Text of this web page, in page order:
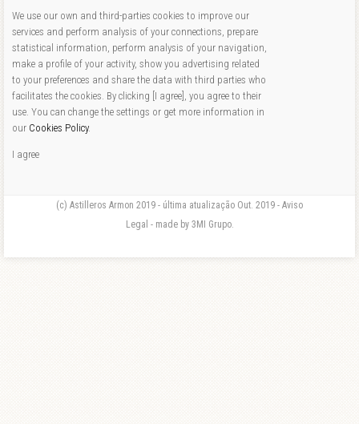
We use our own and third-parties cookies to improve our
services and perform analysis of your connections, prepare
statistical information, perform analysis of your navigation,
make a profile of your activity, show you advertising related
to your preferences and share the data with third parties who
facilitates the cookies. By clicking [I agree], you agree to their
use. You can change the settings or get more information in
our Cookies Policy.
I agree
(c) Astilleros Armon 2019 - última atualização Out. 2019 - Aviso
Legal - made by 3MI Grupo.